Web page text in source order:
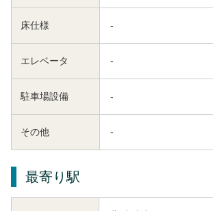
床仕様 -
エレベータ -
駐車場設備 -
その他 -
最寄り駅